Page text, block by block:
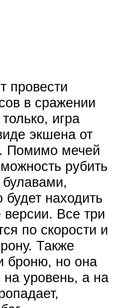
провести
в сражении
игра
экшена от
Помимо мечей
рубить
находить
Все три
по скорости и
Также
броню, но она
на уровень, а на